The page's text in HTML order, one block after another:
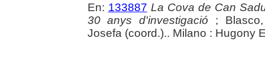
En: 133887 La Cova de Can
30 anys d'investigació ;
Josefa (coord.).. Milano : Hugony